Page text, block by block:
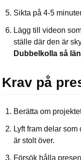
Sikta på 4-5
Lägg till videon
ställe där den är
Dubbelkolla så
Krav på
Berätta om
Lyft fram delar
är stolt över.
Försök hålla